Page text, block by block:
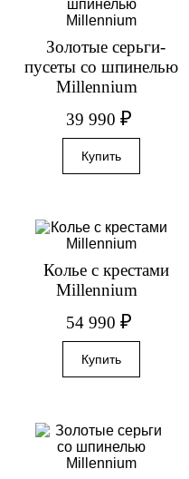
Золотые серьги-
пусеты со шпинелью
Millennium
39 990₽
Колье с крестами
Millennium
54 990₽